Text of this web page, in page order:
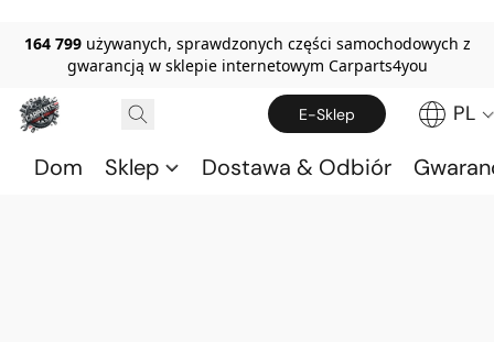
164 799 używanych, sprawdzonych części samochodowych z
gwarancją w sklepie internetowym Carparts4you
E-Sklep PL
Dom Sklep Dostawa & Odbiór